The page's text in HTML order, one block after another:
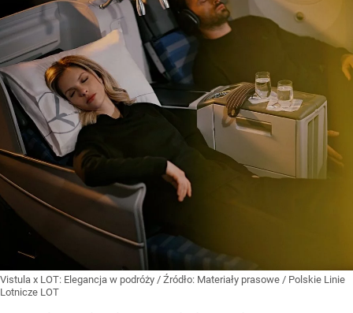
Vistula x LOT: Elegancja w podróży / Źródło: Materiały prasowe / Polskie Linie
Lotnicze LOT